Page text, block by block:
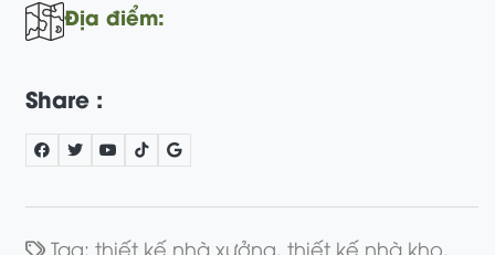
Địa điểm:
Share :
Tag: thiết kế nhà xưởng, thiết kế nhà kho,